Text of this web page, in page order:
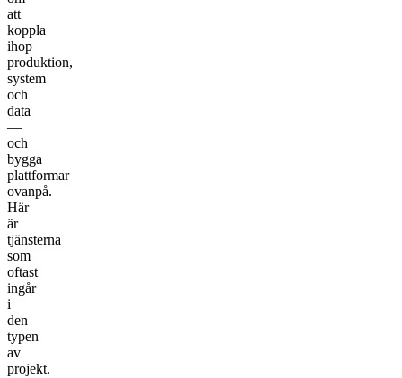
att
koppla
ihop
produktion,
system
och
data
—
och
bygga
plattformar
ovanpå.
Här
är
tjänsterna
som
oftast
ingår
i
den
typen
av
projekt.